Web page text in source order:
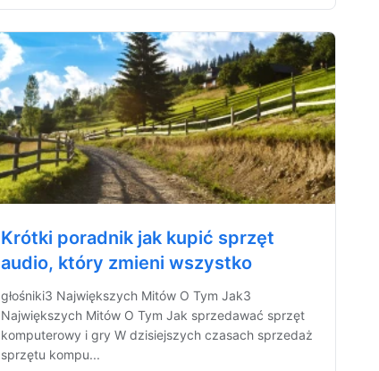
Krótki poradnik jak kupić sprzęt
audio, który zmieni wszystko
głośniki3 Największych Mitów O Tym Jak3
Największych Mitów O Tym Jak sprzedawać sprzęt
komputerowy i gry W dzisiejszych czasach sprzedaż
sprzętu kompu...